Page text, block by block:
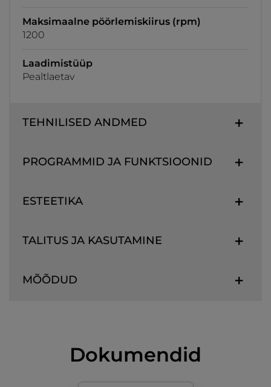
Maksimaalne pöörlemiskiirus (rpm)
1200
Laadimistüüp
Pealtlaetav
TEHNILISED ANDMED
PROGRAMMID JA FUNKTSIOONID
ESTEETIKA
TALITUS JA KASUTAMINE
MÕÕDUD
Dokumendid